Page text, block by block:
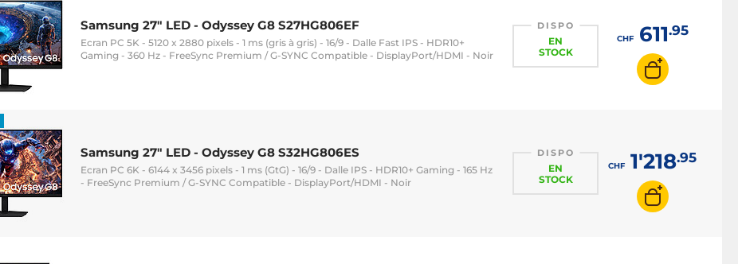
Samsung 27" LED - Odyssey G8 S27HG806EF
Ecran PC 5K - 5120 x 2880 pixels - 1 ms (gris à gris) - 16/9 - Dalle Fast IPS - HDR10+
Gaming - 360 Hz - FreeSync Premium / G-SYNC Compatible - DisplayPort/HDMI - Noir
DISPO
EN
STOCK
CHF611.95
Samsung 27" LED - Odyssey G8 S32HG806ES
Ecran PC 6K - 6144 x 3456 pixels - 1 ms (GtG) - 16/9 - Dalle IPS - HDR10+ Gaming - 165 Hz
- FreeSync Premium / G-SYNC Compatible - DisplayPort/HDMI - Noir
DISPO
EN
STOCK
CHF1'218.95